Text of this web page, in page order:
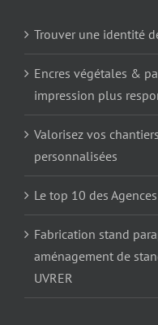
Trouver une identité
Encres végétales &
impression plus
Valorisez vos
personnalisées
Le top 10 des
Fabrication stand
aménagement de
UVRER